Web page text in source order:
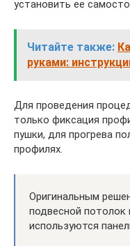
установить ее
Читайте также:
руками:
Для проведения
только фиксация
пушки, для прогрева
профилях.
Оригинальным
подвесной потолок
используются